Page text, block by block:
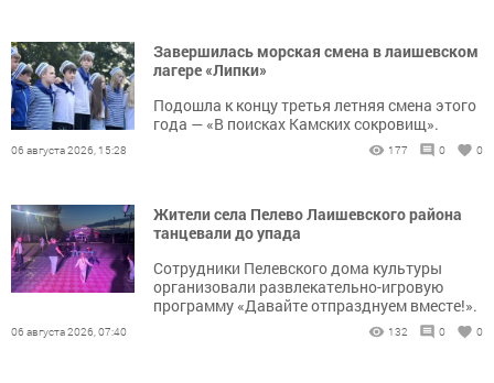
Завершилась морская смена в лаишевском
лагере «Липки»
Подошла к концу третья летняя смена этого
года — «В поисках Камских сокровищ».
06 августа 2026, 15:28 177 0 0
Жители села Пелево Лаишевского района
танцевали до упада
Сотрудники Пелевского дома культуры
организовали развлекательно-игровую
программу «Давайте отпразднуем вместе!».
06 августа 2026, 07:40 132 0 0